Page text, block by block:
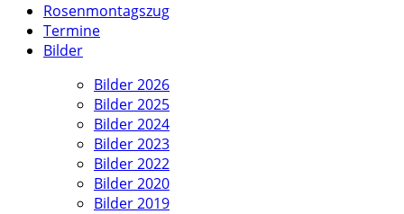
Rosenmontagszug
Termine
Bilder
Bilder 2026
Bilder 2025
Bilder 2024
Bilder 2023
Bilder 2022
Bilder 2020
Bilder 2019